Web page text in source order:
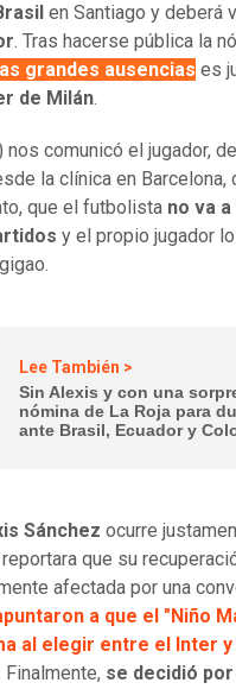
en Santiago y deberá
. Tras hacerse pública la
grandes ausencias es
de Milán.
nos comunicó el jugador,
la clínica en Barcelona,
que el futbolista no va
y el propio jugador
Lee También >
Sin Alexis y con una
nómina de La Roja para
ante Brasil, Ecuador y
Sánchez ocurre
que su
afectada por una
a que el "Niño
al elegir entre el Inter y
Finalmente, se decidió por